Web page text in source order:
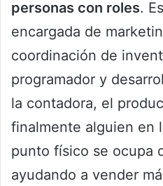
personas con roles.
encargada de
coordinación de
programador y
la contadora, el
finalmente alguien en
punto físico se ocupa
ayudando a vender